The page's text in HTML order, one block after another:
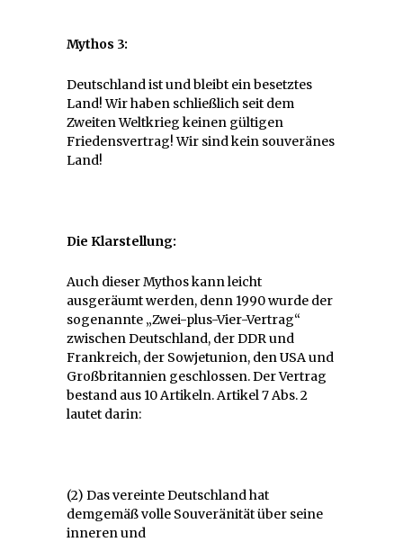
Mythos 3:
Deutschland ist und bleibt ein besetztes
Land! Wir haben schließlich seit dem
Zweiten Weltkrieg keinen gültigen
Friedensvertrag! Wir sind kein souveränes
Land!
Die Klarstellung:
Auch dieser Mythos kann leicht
ausgeräumt werden, denn 1990 wurde der
sogenannte „Zwei-plus-Vier-Vertrag“
zwischen Deutschland, der DDR und
Frankreich, der Sowjetunion, den USA und
Großbritannien geschlossen. Der Vertrag
bestand aus 10 Artikeln. Artikel 7 Abs. 2
lautet darin:
(2) Das vereinte Deutschland hat
demgemäß volle Souveränität über seine
inneren und